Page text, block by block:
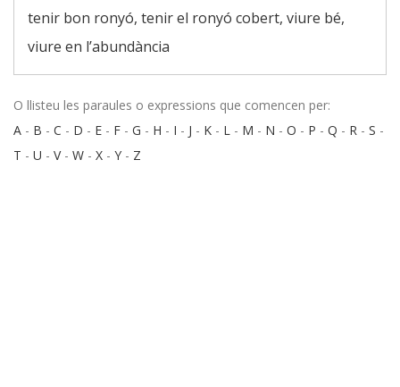
tenir bon ronyó, tenir el ronyó cobert, viure bé,
viure en l’abundància
O llisteu les paraules o expressions que comencen per:
A - B - C - D - E - F - G - H - I - J - K - L - M - N - O - P - Q - R - S -
T - U - V- W - X - Y - Z